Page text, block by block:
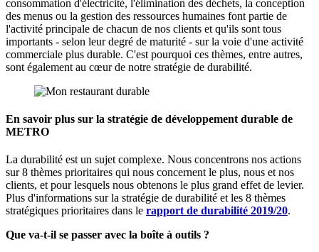
consommation d'électricité, l'élimination des déchets, la conception
des menus ou la gestion des ressources humaines font partie de
l'activité principale de chacun de nos clients et qu'ils sont tous
importants - selon leur degré de maturité - sur la voie d'une activité
commerciale plus durable. C'est pourquoi ces thèmes, entre autres,
sont également au cœur de notre stratégie de durabilité.
En savoir plus sur la stratégie de développement durable de
METRO
La durabilité est un sujet complexe. Nous concentrons nos actions
sur 8 thèmes prioritaires qui nous concernent le plus, nous et nos
clients, et pour lesquels nous obtenons le plus grand effet de levier.
Plus d'informations sur la stratégie de durabilité et les 8 thèmes
stratégiques prioritaires dans le rapport de durabilité 2019/20.
Que va-t-il se passer avec la boîte à outils ?